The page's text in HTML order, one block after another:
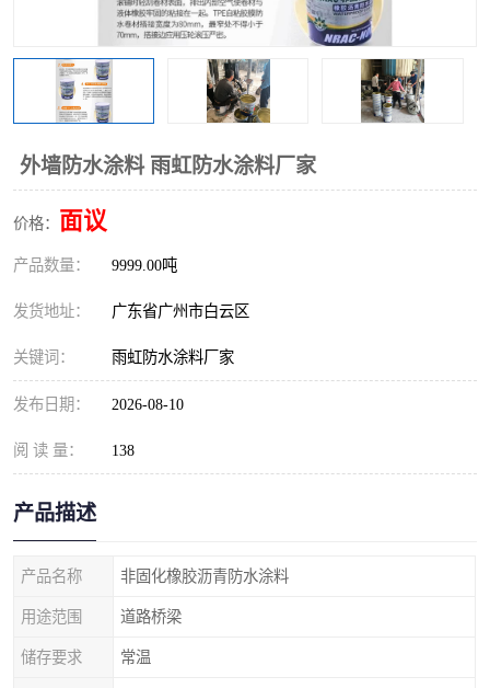
外墙防水涂料 雨虹防水涂料厂家
价格： 面议
产品数量： 9999.00吨
发货地址： 广东省广州市白云区
关键词： 雨虹防水涂料厂家
发布日期： 2026-08-10
阅 读 量： 138
产品描述
产品名称 非固化橡胶沥青防水涂料
用途范围 道路桥梁
储存要求 常温